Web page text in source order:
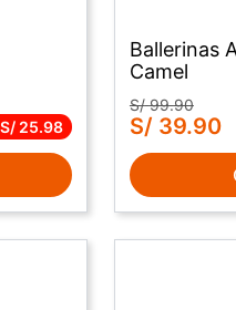
S/ 25.98
Ballerinas
Camel
S/ 99.90
S/ 39.90